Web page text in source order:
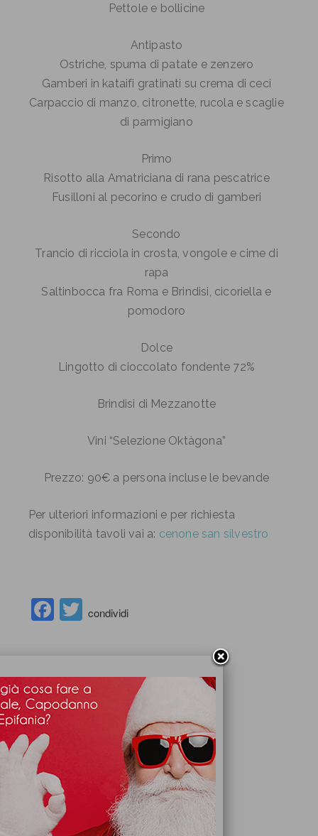
Pettole e bollicine
Antipasto
Ostriche, spuma di patate e zenzero
Gamberi in kataifi gratinati su crema di ceci
Carpaccio di manzo, citronette, rucola e scaglie
di parmigiano
Primo
Risotto alla Amatriciana di rana pescatrice
Fusilloni al pecorino e crudo di gamberi
Secondo
Trancio di ricciola in crosta, vongole e cime di
rapa
Saltinbocca fra Roma e Brindisi, cicoriella e
pomodoro
Dolce
Lingotto di cioccolato fondente 72%
Brindisi di Mezzanotte
Vini “Selezione Oktàgona”
Prezzo: 90€ a persona incluse le bevande
Per ulteriori informazioni e per richiesta
disponibilità tavoli vai a: cenone san silvestro
FacebookTwitter
condividi